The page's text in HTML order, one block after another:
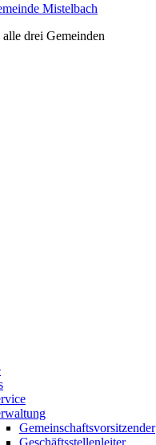
Mistelbach
Gemeinschaftsvorsitzender
Geschäftsstellenleiter